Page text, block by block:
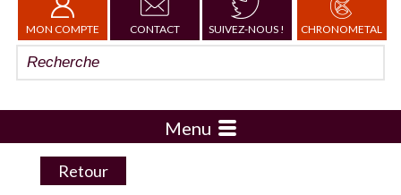
MON COMPTE CONTACT SUIVEZ-NOUS ! CHRONOMETAL
Menu
Retour